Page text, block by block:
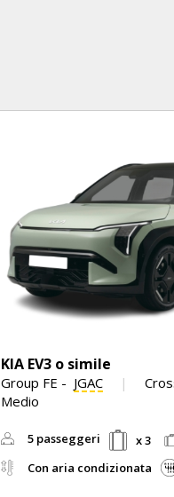
KIA EV3 o simile
Group FE - JGAC
Medio
5 passeggeri x 3
Con aria condizionata